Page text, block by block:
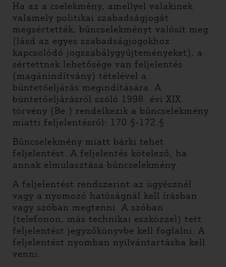
Ha az a cselekmény, amellyel valakinek
valamely politikai szabadságjogát
megsértették, bűncselekményt valósít meg
(lásd az egyes szabadságjogokhoz
kapcsolódó jogszabálygyűjteményeket), a
sértettnek lehetősége van feljelentés
(magánindítvány) tételével a
büntetőeljárás megindítására. A
büntetőeljárásról szóló 1998. évi XIX.
törvény (Be.) rendelkezik a bűncselekmény
miatti feljelentésről: 170.§-172.§
Bűncselekmény miatt bárki tehet
feljelentést. A feljelentés kötelező, ha
annak elmulasztása bűncselekmény.
A feljelentést rendszerint az ügyésznél
vagy a nyomozó hatóságnál kell írásban
vagy szóban megtenni. A szóban
(telefonon, más technikai eszközzel) tett
feljelentést jegyzőkönyvbe kell foglalni. A
feljelentést nyomban nyilvántartásba kell
venni.